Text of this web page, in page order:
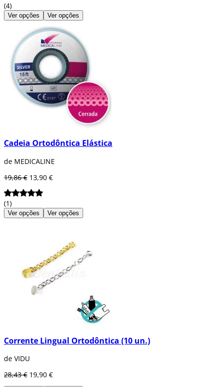
(4)
Ver opções Ver opções
Cadeia Ortodôntica Elástica
de MEDICALINE
19,86 € 13,90 €
(1)
Ver opções Ver opções
Corrente Lingual Ortodôntica (10 un.)
de VIDU
28,43 € 19,90 €